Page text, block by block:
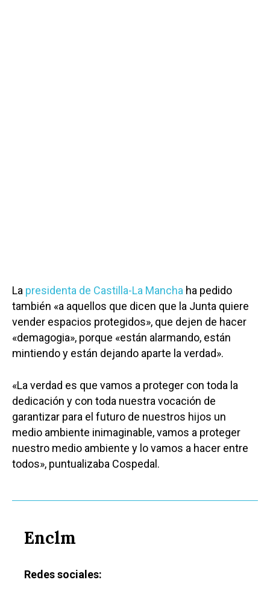
La presidenta de Castilla-La Mancha ha pedido
también «a aquellos que dicen que la Junta quiere
vender espacios protegidos», que dejen de hacer
«demagogia», porque «están alarmando, están
mintiendo y están dejando aparte la verdad».
«La verdad es que vamos a proteger con toda la
dedicación y con toda nuestra vocación de
garantizar para el futuro de nuestros hijos un
medio ambiente inimaginable, vamos a proteger
nuestro medio ambiente y lo vamos a hacer entre
todos», puntualizaba Cospedal.
Enclm
Redes sociales: